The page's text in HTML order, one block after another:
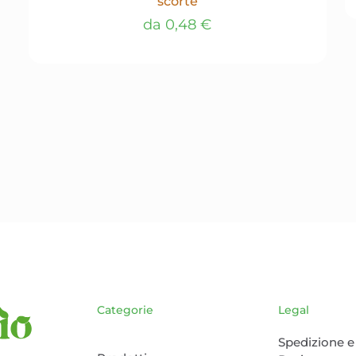
da 0,48€
Categorie Legal
Spedizione